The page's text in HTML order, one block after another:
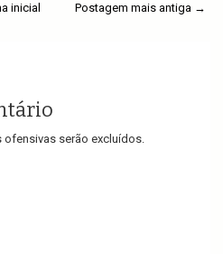
Postagem mais antiga →
inicial
serão excluídos.